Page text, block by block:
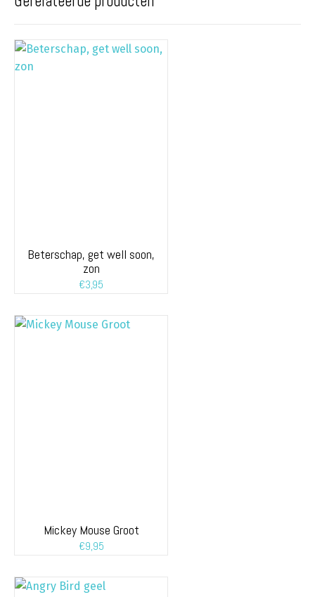
Beterschap, get well soon,
zon
€3,95
Mickey Mouse Groot
€9,95